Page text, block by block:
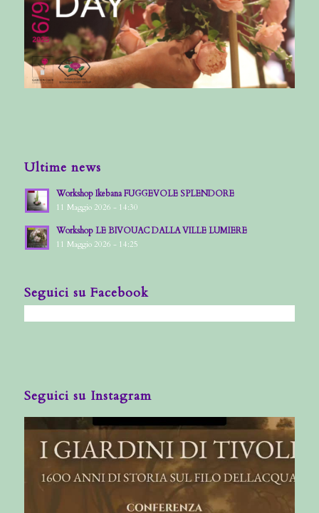
Ultime news
Workshop Ikebana FUGGEVOLE SPLENDORE
11 Maggio 2026 - 14:30
Workshop LE BIVOUAC DALLA VILLE LUMIERE
11 Maggio 2026 - 14:25
Seguici su Facebook
Seguici su Instagram